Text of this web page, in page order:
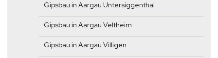
Gipsbau in Aargau Untersiggenthal
Gipsbau in Aargau Veltheim
Gipsbau in Aargau Villigen